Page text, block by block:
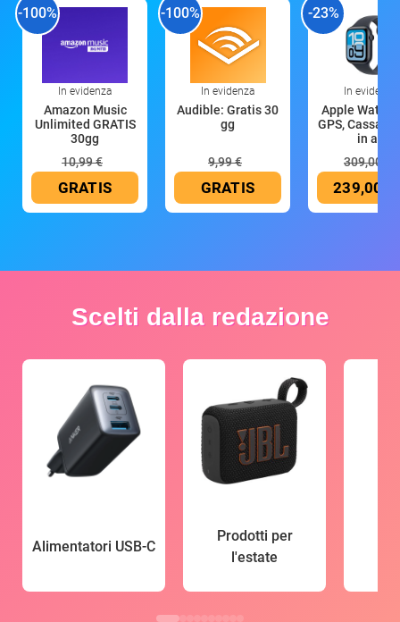
-100%
In evidenza
Amazon Music
Unlimited GRATIS
30gg
10,99 €
GRATIS
-100%
In evidenza
Audible: Gratis 30
gg
9,99 €
GRATIS
-23%
In evidenza
Apple Watch
GPS, Cassa
in all
309,00 €
239,00 €
Scelti dalla redazione
Alimentatori USB-C
Prodotti per
l'estate